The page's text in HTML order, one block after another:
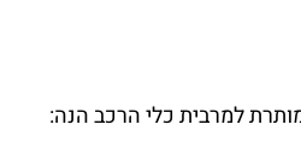
למרבית כלי הרכב הנה: